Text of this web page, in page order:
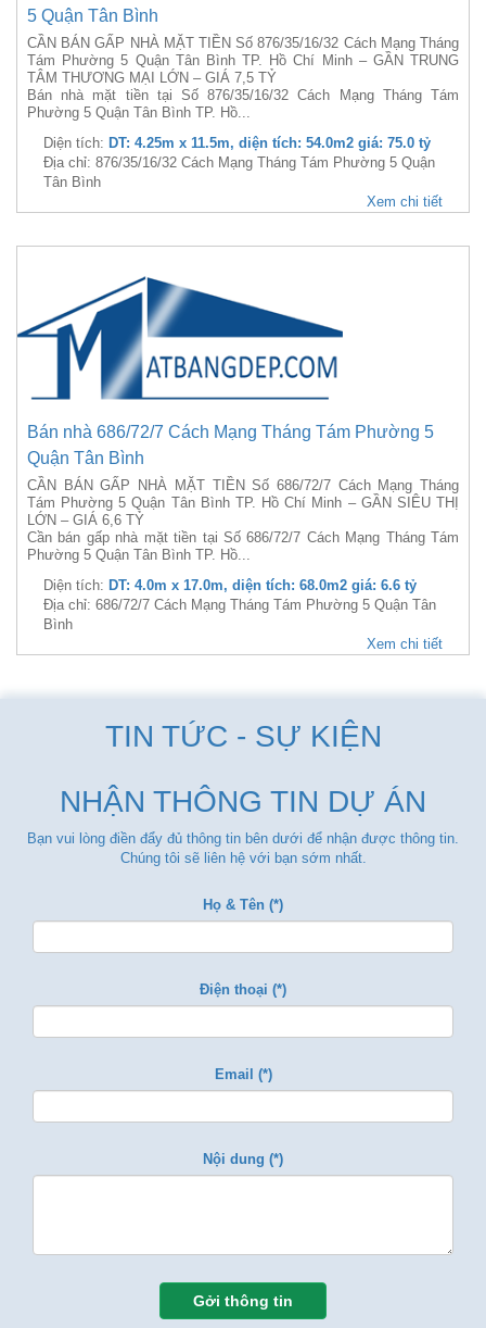
5 Quận Tân Bình
CẦN BÁN GẤP NHÀ MẶT TIỀN Số 876/35/16/32 Cách Mạng Tháng
Tám Phường 5 Quận Tân Bình TP. Hồ Chí Minh – GẦN TRUNG
TÂM THƯƠNG MẠI LỚN – GIÁ 7,5 TỶ
Bán nhà mặt tiền tại Số 876/35/16/32 Cách Mạng Tháng Tám
Phường 5 Quận Tân Bình TP. Hồ...
Diện tích: DT: 4.25m x 11.5m, diện tích: 54.0m2 giá: 75.0 tỷ
Địa chỉ: 876/35/16/32 Cách Mạng Tháng Tám Phường 5 Quận
Tân Bình
Xem chi tiết
Bán nhà 686/72/7 Cách Mạng Tháng Tám Phường 5
Quận Tân Bình
CẦN BÁN GẤP NHÀ MẶT TIỀN Số 686/72/7 Cách Mạng Tháng
Tám Phường 5 Quận Tân Bình TP. Hồ Chí Minh – GẦN SIÊU THỊ
LỚN – GIÁ 6,6 TỶ
Cần bán gấp nhà mặt tiền tại Số 686/72/7 Cách Mạng Tháng Tám
Phường 5 Quận Tân Bình TP. Hồ...
Diện tích: DT: 4.0m x 17.0m, diện tích: 68.0m2 giá: 6.6 tỷ
Địa chỉ: 686/72/7 Cách Mạng Tháng Tám Phường 5 Quận Tân
Bình
Xem chi tiết
TIN TỨC - SỰ KIỆN
NHẬN THÔNG TIN DỰ ÁN
Bạn vui lòng điền đẩy đủ thông tin bên dưới để nhận được thông tin.
Chúng tôi sẽ liên hệ với bạn sớm nhất.
Họ & Tên (*)
Điện thoại (*)
Email (*)
Nội dung (*)
Gởi thông tin